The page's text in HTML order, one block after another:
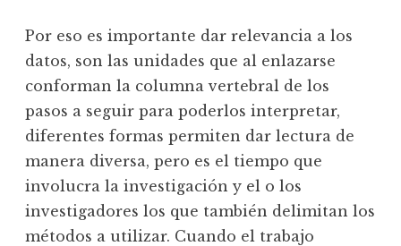
Por eso es importante dar relevancia a los
datos, son las unidades que al enlazarse
conforman la columna vertebral de los
pasos a seguir para poderlos interpretar,
diferentes formas permiten dar lectura de
manera diversa, pero es el tiempo que
involucra la investigación y el o los
investigadores los que también delimitan los
métodos a utilizar. Cuando el trabajo